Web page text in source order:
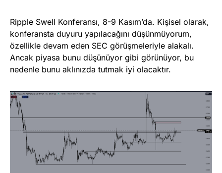
Ripple Swell Konferansı, 8-9 Kasım’da. Kişisel olarak,
konferansta duyuru yapılacağını düşünmüyorum,
özellikle devam eden SEC görüşmeleriyle alakalı.
Ancak piyasa bunu düşünüyor gibi görünüyor, bu
nedenle bunu aklınızda tutmak iyi olacaktır.